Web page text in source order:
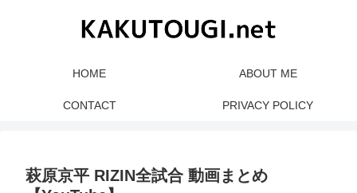
HOME ABOUT ME
CONTACT PRIVACY POLICY
萩原京平 RIZIN全試合 動画まとめ